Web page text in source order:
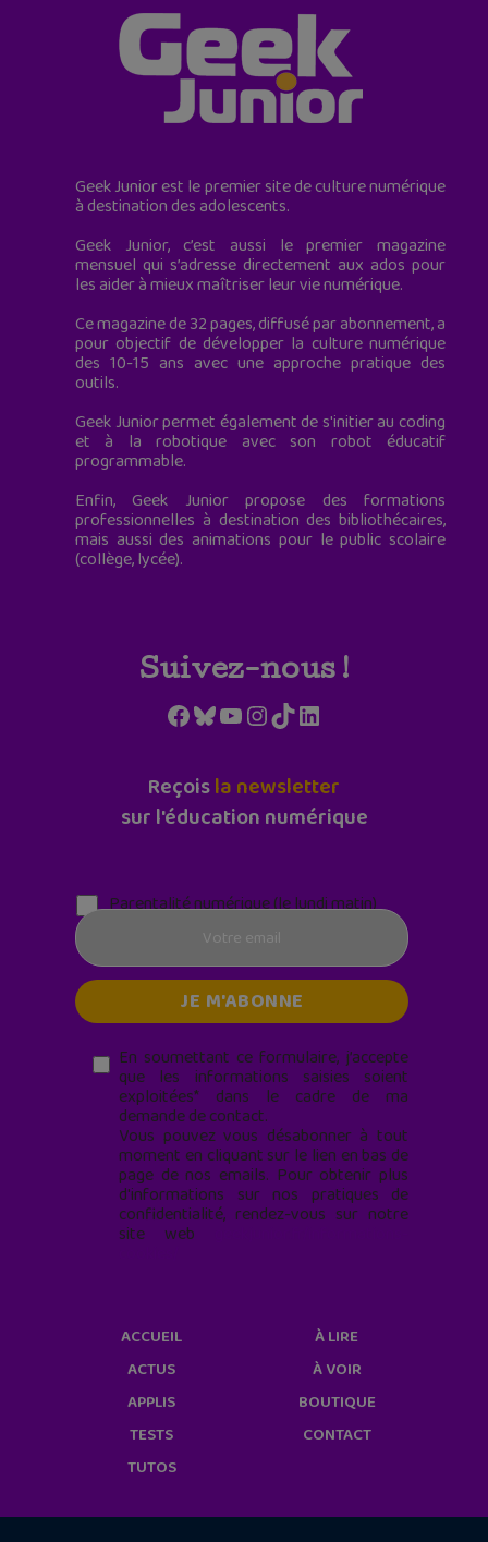
Geek Junior est le premier site de culture numérique
à destination des adolescents.
Geek Junior, c’est aussi le premier magazine
mensuel qui s’adresse directement aux ados pour
les aider à mieux maîtriser leur vie numérique.
Ce magazine de 32 pages, diffusé par abonnement, a
pour objectif de développer la culture numérique
des 10-15 ans avec une approche pratique des
outils.
Geek Junior permet également de s'initier au coding
et à la robotique avec son robot éducatif
programmable.
Enfin, Geek Junior propose des formations
professionnelles à destination des bibliothécaires,
mais aussi des animations pour le public scolaire
(collège, lycée).
Suivez-nous !
Facebook
Bluesky
YouTube
Instagram
TikTokLinkedIn
Reçoisla newsletter
sur l'éducation numérique
Parentalité numérique (le lundi matin)
En soumettant ce formulaire, j’accepte
que les informations saisies soient
exploitées* dans le cadre de ma
demande de contact.
Vous pouvez vous désabonner à tout
moment en cliquant sur le lien en bas de
page de nos emails. Pour obtenir plus
d'informations sur nos pratiques de
confidentialité, rendez-vous sur notre
site web
ACCUEIL
ACTUS
APPLIS
TESTS
TUTOS
À LIRE
À VOIR
BOUTIQUE
CONTACT